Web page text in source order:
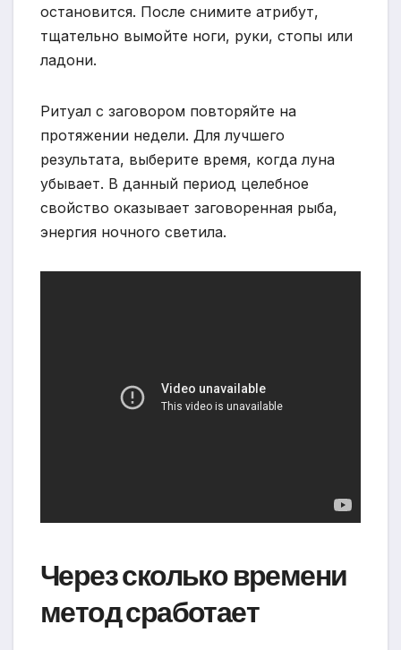
остановится. После снимите атрибут,
тщательно вымойте ноги, руки, стопы или
ладони.
Ритуал с заговором повторяйте на
протяжении недели. Для лучшего
результата, выберите время, когда луна
убывает. В данный период целебное
свойство оказывает заговоренная рыба,
энергия ночного светила.
Через сколько времени
метод сработает